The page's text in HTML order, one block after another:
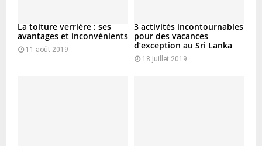
La toiture verrière : ses
avantages et inconvénients
11 août 2019
3 activités incontournables
pour des vacances
d’exception au Sri Lanka
18 juillet 2019